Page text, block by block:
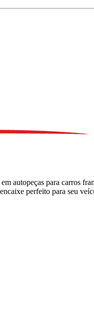
autopeças para carros
perfeito para seu